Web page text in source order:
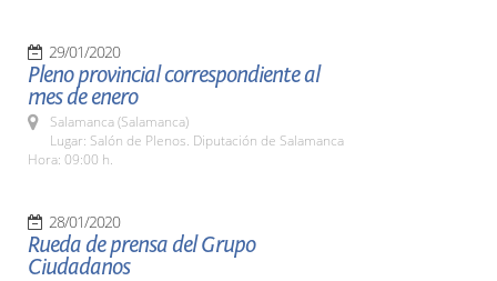
29/01/2020
Pleno provincial correspondiente al
mes de enero
Salamanca (Salamanca)
Lugar: Salón de Plenos. Diputación de Salamanca
Hora: 09:00 h.
28/01/2020
Rueda de prensa del Grupo
Ciudadanos